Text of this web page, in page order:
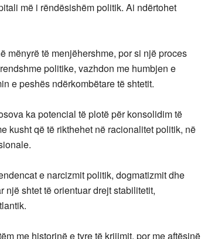
më i rëndësishëm politik. Ai ndërtohet
mënyrë të menjëhershme, por si një proces
politike, vazhdon me humbjen e
e peshës ndërkombëtare të shtetit.
ka potencial të plotë për konsolidim të
kusht që të rikthehet në racionalitet politik, në
e narcizmit politik, dogmatizmit dhe
një shtet të orientuar drejt stabilitetit,
me historinë e tyre të krijimit, por me aftësinë